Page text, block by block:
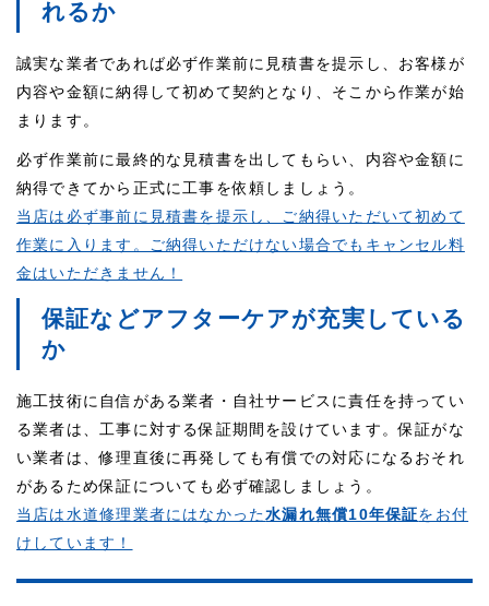
れるか
誠実な業者であれば必ず作業前に見積書を提示し、お客様が
内容や金額に納得して初めて契約となり、そこから作業が始
まります。
必ず作業前に最終的な見積書を出してもらい、内容や金額に
納得できてから正式に工事を依頼しましょう。
当店は必ず事前に見積書を提示し、ご納得いただいて初めて
作業に入ります。ご納得いただけない場合でもキャンセル料
金はいただきません！
保証などアフターケアが充実している
か
施工技術に自信がある業者・自社サービスに責任を持ってい
る業者は、工事に対する保証期間を設けています。保証がな
い業者は、修理直後に再発しても有償での対応になるおそれ
があるため保証についても必ず確認しましょう。
当店は水道修理業者にはなかった水漏れ無償10年保証をお付
けしています！